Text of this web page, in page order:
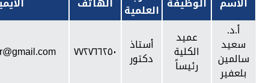
العلمية
أ.د.
سعيد
سالمين
بلعفير
عميد
الكلية
رئيساً
أستاذ
دكتور ٧٧٢٧٦٦٢٥٠